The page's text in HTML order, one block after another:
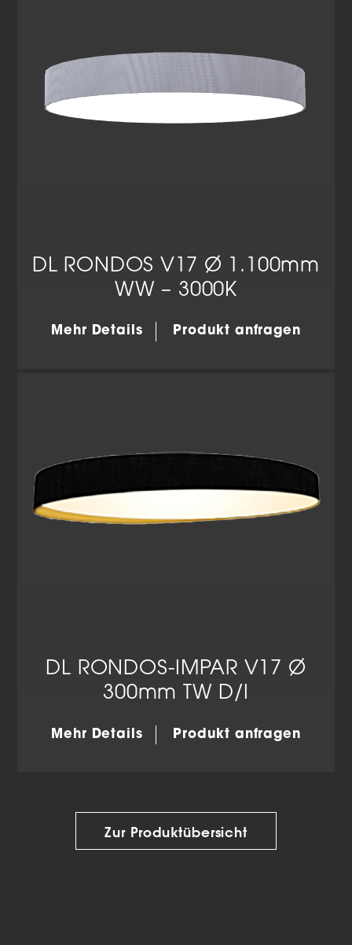
DL RONDOS V17 Ø 1.100mm
WW – 3000K
Mehr Details Produkt anfragen
DL RONDOS-IMPAR V17 Ø
300mm TW D/I
Mehr Details Produkt anfragen
Zur Produktübersicht